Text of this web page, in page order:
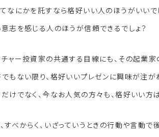
なにかを託すなら格好いい人のほうがいいで
志を感じる人のほうが信頼できるでしょ？
ャー投資家の共通する目線にも、その起業
もない限り、格好いいプレゼンに興味が注
けでなく、今なお人気の方々も、格好いい方
すべからく、いざっていうときの行動や言動で